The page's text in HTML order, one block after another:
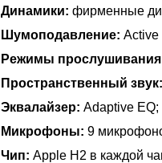
Динамики: фирменные
Шумоподавление: Active
Режимы
Пространственный звук:
Эквалайзер: Adaptive EQ;
Микрофоны: 9
Чип: Apple H2 в каждой